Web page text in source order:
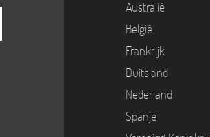
Australië
België
Frankrijk
Duitsland
Nederland
Spanje